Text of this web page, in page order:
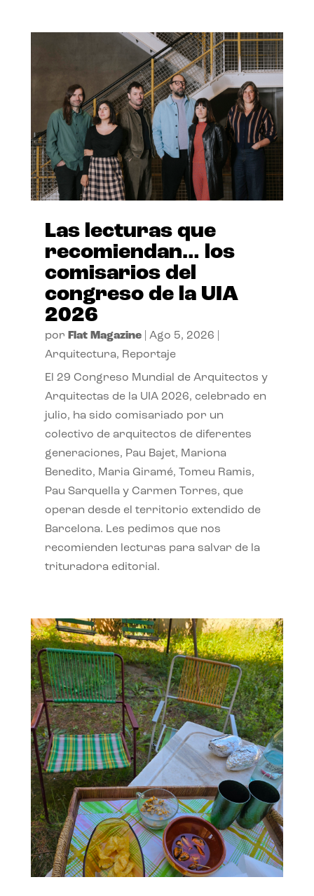
Las lecturas que
recomiendan… los
comisarios del
congreso de la UIA
2026
por Flat Magazine| Ago 5, 2026
Arquitectura, Reportaje
El 29 Congreso Mundial de Arquitectos y
Arquitectas de la UIA 2026, celebrado en
julio, ha sido comisariado por un
colectivo de arquitectos de diferentes
generaciones, Pau Bajet, Mariona
Benedito, Maria Giramé, Tomeu Ramis,
Pau Sarquella y Carmen Torres, que
operan desde el territorio extendido de
Barcelona. Les pedimos que nos
recomienden lecturas para salvar de la
trituradora editorial.